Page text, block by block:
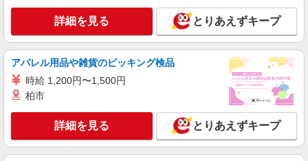
詳細を見る とりあえずキープ
アパレル用品や雑貨のピッキング検品
時給 1,200円〜1,500円
柏市
詳細を見る とりあえずキープ